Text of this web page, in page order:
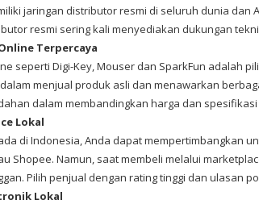
jaringan distributor resmi di seluruh dunia
resmi sering kali menyediakan dukungan
Terpercaya
seperti Digi-Key, Mouser dan SparkFun adalah
menjual produk asli dan menawarkan
dalam membandingkan harga dan
Lokal
di Indonesia, Anda dapat mempertimbangkan
Shopee. Namun, saat membeli melalui
Pilih penjual dengan rating tinggi dan ulasan
Lokal